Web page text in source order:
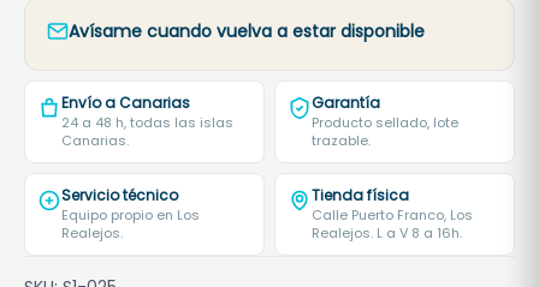
Avísame cuando vuelva a estar disponible
Envío a Canarias
24 a 48 h, todas las islas
Canarias.
Garantía
Producto sellado, lote
trazable.
Servicio técnico
Equipo propio en Los
Realejos.
Tienda física
Calle Puerto Franco, Los
Realejos. L a V 8 a 16h.